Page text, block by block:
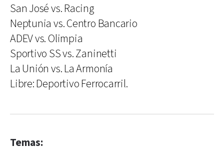
San José vs. Racing
Neptunia vs. Centro Bancario
ADEV vs. Olimpia
Sportivo SS vs. Zaninetti
La Unión vs. La Armonía
Libre: Deportivo Ferrocarril.
Temas: